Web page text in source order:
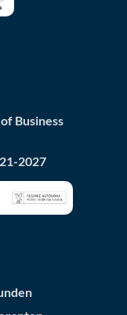
Business
2027